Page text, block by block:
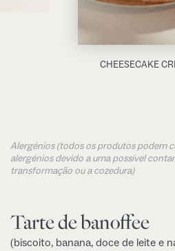
CHEESECAKE
Alergénios (todos os produtos podem
alergénios devido a uma possível
transformação ou a cozedura)
Tarte de banoffee
(biscoito, banana, doce de leite e